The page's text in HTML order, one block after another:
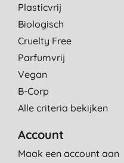
Plasticvrij
Biologisch
Cruelty Free
Parfumvrij
Vegan
B-Corp
Alle criteria bekijken
Account
Maak een account aan